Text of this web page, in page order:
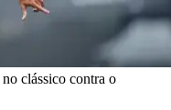
clássico contra o